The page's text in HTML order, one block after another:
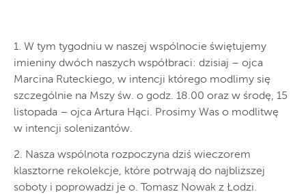
1. W tym tygodniu w naszej wspólnocie świętujemy
imieniny dwóch naszych współbraci: dzisiaj – ojca
Marcina Ruteckiego, w intencji którego modlimy się
szczególnie na Mszy św. o godz. 18.00 oraz w środę, 15
listopada – ojca Artura Hąci. Prosimy Was o modlitwę
w intencji solenizantów.
2. Nasza wspólnota rozpoczyna dziś wieczorem
klasztorne rekolekcje, które potrwają do najbliższej
soboty i poprowadzi je o. Tomasz Nowak z Łodzi.